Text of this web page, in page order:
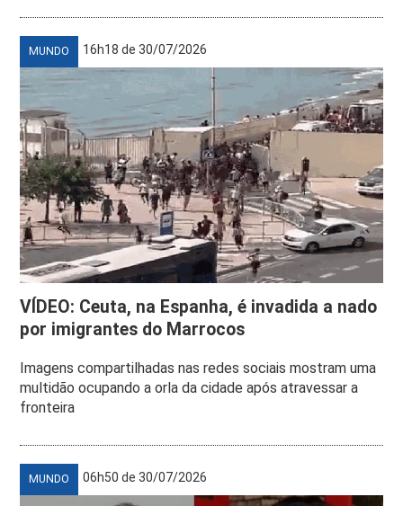
MUNDO 16h18 de 30/07/2026
VÍDEO: Ceuta, na Espanha, é invadida a nado
por imigrantes do Marrocos
Imagens compartilhadas nas redes sociais mostram uma
multidão ocupando a orla da cidade após atravessar a
fronteira
MUNDO 06h50 de 30/07/2026